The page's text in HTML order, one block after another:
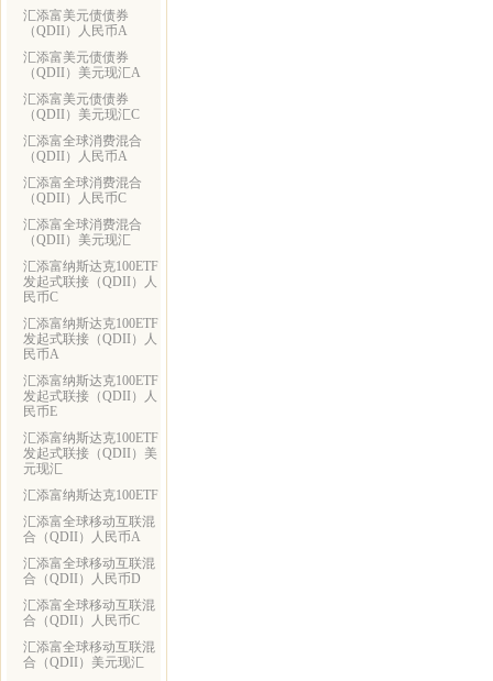
汇添富美元债债券
（QDII）人民币A
汇添富美元债债券
（QDII）美元现汇A
汇添富美元债债券
（QDII）美元现汇C
汇添富全球消费混合
（QDII）人民币A
汇添富全球消费混合
（QDII）人民币C
汇添富全球消费混合
（QDII）美元现汇
汇添富纳斯达克100ETF
发起式联接（QDII）人
民币C
汇添富纳斯达克100ETF
发起式联接（QDII）人
民币A
汇添富纳斯达克100ETF
发起式联接（QDII）人
民币E
汇添富纳斯达克100ETF
发起式联接（QDII）美
元现汇
汇添富纳斯达克100ETF
汇添富全球移动互联混
合（QDII）人民币A
汇添富全球移动互联混
合（QDII）人民币D
汇添富全球移动互联混
合（QDII）人民币C
汇添富全球移动互联混
合（QDII）美元现汇